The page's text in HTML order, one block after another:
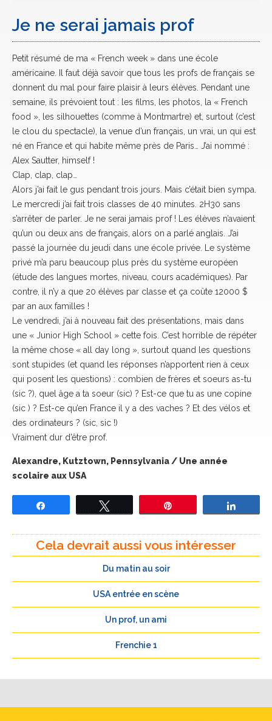
Je ne serai jamais prof
Petit résumé de ma « French week » dans une école
américaine. Il faut déjà savoir que tous les profs de français se
donnent du mal pour faire plaisir à leurs élèves. Pendant une
semaine, ils prévoient tout : les films, les photos, la « French
food », les silhouettes (comme à Montmartre) et, surtout (c’est
le clou du spectacle), la venue d’un français, un vrai, un qui est
né en France et qui habite même près de Paris… J’ai nommé :
Alex Sautter, himself !
Clap, clap, clap…
Alors j’ai fait le gus pendant trois jours. Mais c’était bien sympa.
Le mercredi j’ai fait trois classes de 40 minutes. 2H30 sans
s’arrêter de parler. Je ne serai jamais prof ! Les élèves n’avaient
qu’un ou deux ans de français, alors on a parlé anglais. J’ai
passé la journée du jeudi dans une école privée. Le système
privé m’a paru beaucoup plus près du système européen
(étude des langues mortes, niveau, cours académiques). Par
contre, il n’y a que 20 élèves par classe et ça coûte 12000 $
par an aux familles !
Le vendredi, j’ai à nouveau fait des présentations, mais dans
une « Junior High School » cette fois. C’est horrible de répéter
la même chose « all day long », surtout quand les questions
sont stupides (et quand les réponses n’apportent rien à ceux
qui posent les questions) : combien de frères et soeurs as-tu
(sic ?), quel âge a ta soeur (sic) ? Est-ce que tu as une copine
(sic ) ? Est-ce qu’en France il y a des vaches ? Et des vélos et
des ordinateurs ? (sic, sic !)
Vraiment dur d’être prof.
Alexandre, Kutztown, Pennsylvania / Une année
scolaire aux USA
Cela devrait aussi vous intéresser
Du matin au soir
USA entrée en scène
Un prof, un ami
Frenchie 1